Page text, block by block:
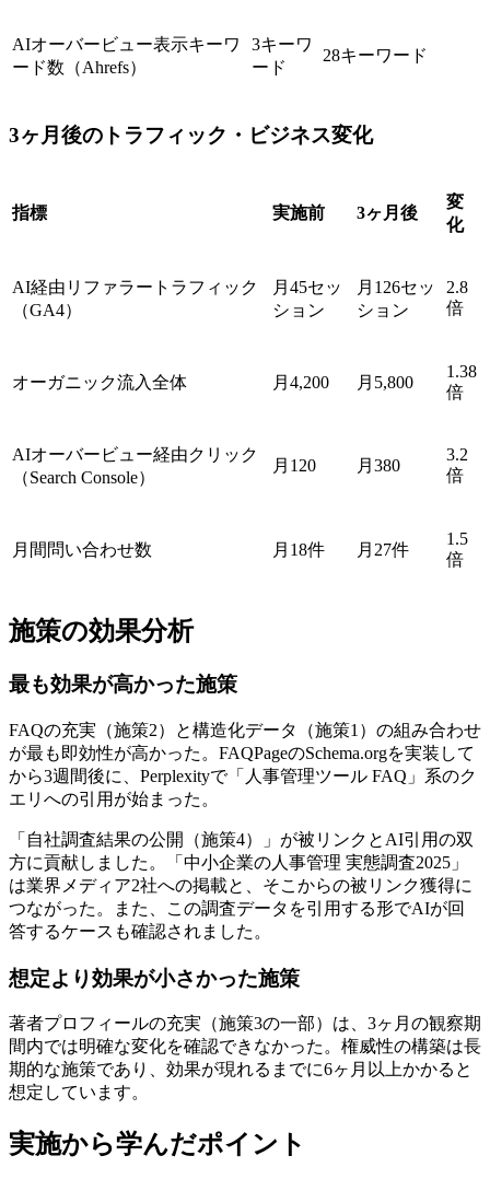
AIオーバービュー表示キーワ
ード数（Ahrefs）
3キーワ
ード
28キーワード
3ヶ月後のトラフィック・ビジネス変化
指標 実施前 3ヶ月後
変
化
AI経由リファラートラフィック
（GA4）
月45セッ
ション
月126セッ
ション
2.8
倍
オーガニック流入全体 月4,200 月5,800
1.38
倍
AIオーバービュー経由クリック
（Search Console）
月120 月380
3.2
倍
月間問い合わせ数 月18件 月27件
1.5
倍
施策の効果分析
最も効果が高かった施策
FAQの充実（施策2）と構造化データ（施策1）の組み合わせ
が最も即効性が高かった。FAQPageのSchema.orgを実装して
から3週間後に、Perplexityで「人事管理ツール FAQ」系のク
エリへの引用が始まった。
「自社調査結果の公開（施策4）」が被リンクとAI引用の双
方に貢献しました。「中小企業の人事管理 実態調査2025」
は業界メディア2社への掲載と、そこからの被リンク獲得に
つながった。また、この調査データを引用する形でAIが回
答するケースも確認されました。
想定より効果が小さかった施策
著者プロフィールの充実（施策3の一部）は、3ヶ月の観察期
間内では明確な変化を確認できなかった。権威性の構築は長
期的な施策であり、効果が現れるまでに6ヶ月以上かかると
想定しています。
実施から学んだポイント